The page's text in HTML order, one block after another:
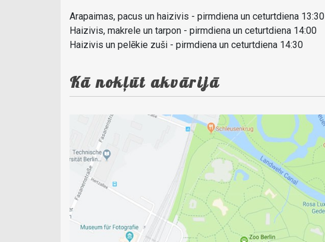
Arapaimas, pacus un haizivis - pirmdiena un ceturtdiena 13:30
Haizivis, makrele un tarpon - pirmdiena un ceturtdiena 14:00
Haizivis un pelēkie zuši - pirmdiena un ceturtdiena 14:30
Kā nokļūt akvārijā